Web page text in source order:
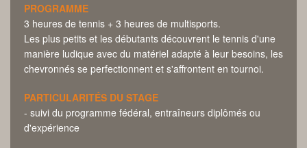
PROGRAMME
3 heures de tennis + 3 heures de multisports.
Les plus petits et les débutants découvrent le tennis d'une
manière ludique avec du matériel adapté à leur besoins, les
chevronnés se perfectionnent et s'affrontent en tournoi.
PARTICULARITÉS DU STAGE
- suivi du programme fédéral, entraîneurs diplômés ou
d'expérience